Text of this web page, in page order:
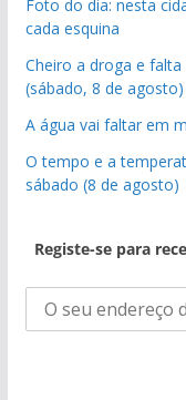
Foto do dia: nesta
cada esquina
Cheiro a droga e falta
(sábado, 8 de agosto)
A água vai faltar em
O tempo e a
sábado (8 de agosto)
Registe-se para